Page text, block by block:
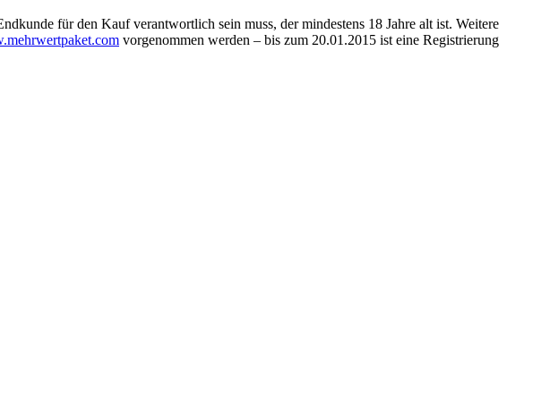
für den Kauf verantwortlich sein muss, der mindestens 18 Jahre alt ist. Weitere
vorgenommen werden – bis zum 20.01.2015 ist eine Registrierung